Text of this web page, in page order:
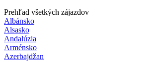
Prehľad všetkých zájazdov
Albánsko
Alsasko
Andalúzia
Arménsko
Azerbajdžan